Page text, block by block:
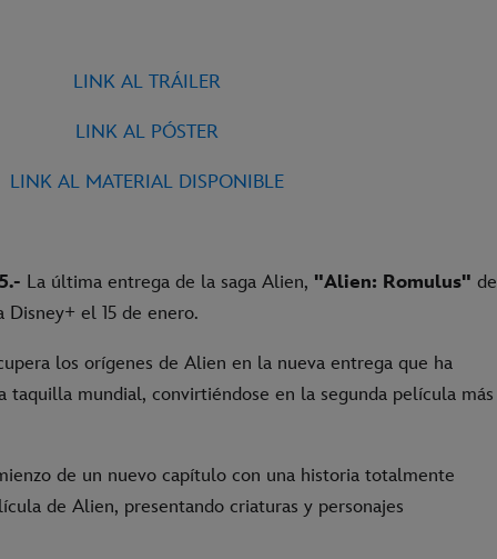
LINK AL TRÁILER
LINK AL PÓSTER
LINK AL MATERIAL DISPONIBLE
La última entrega de la saga Alien, "Alien: Romulus" de
el 15 de enero.
los orígenes de Alien en la nueva entrega que ha
taquilla mundial, convirtiéndose en la segunda película más
de un nuevo capítulo con una historia totalmente
de Alien, presentando criaturas y personajes